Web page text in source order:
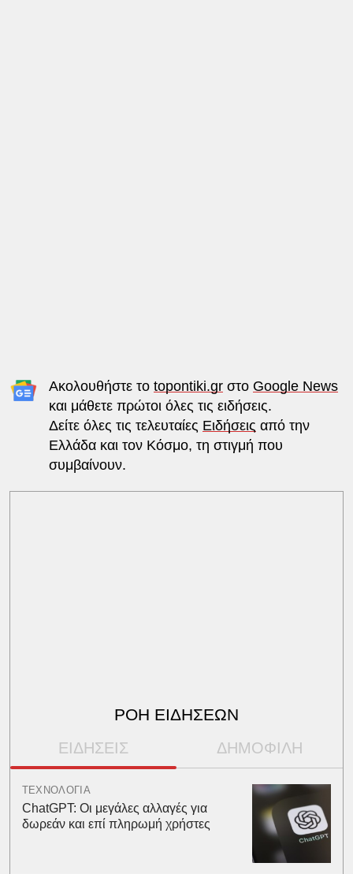
Ακολουθήστε το topontiki.grστο Google News
και μάθετε πρώτοι όλες τις ειδήσεις.
Δείτε όλες τις τελευταίες Ειδήσεις από την
Ελλάδα και τον Κόσμο, τη στιγμή που
συμβαίνουν.
ΡΟΗ ΕΙΔΗΣΕΩΝ
ΕΙΔΗΣΕΙΣ ΔΗΜΟΦΙΛΗ
ΤΕΧΝΟΛΟΓΙΑ
ChatGPT: Οι μεγάλες αλλαγές για
δωρεάν και επί πληρωμή χρήστες